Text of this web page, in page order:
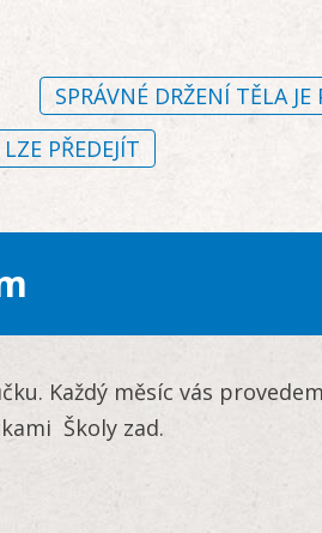
SPRÁVNÉ DRŽENÍ TĚLA
PŘEDEJÍT
Každý měsíc vás
Školy zad.